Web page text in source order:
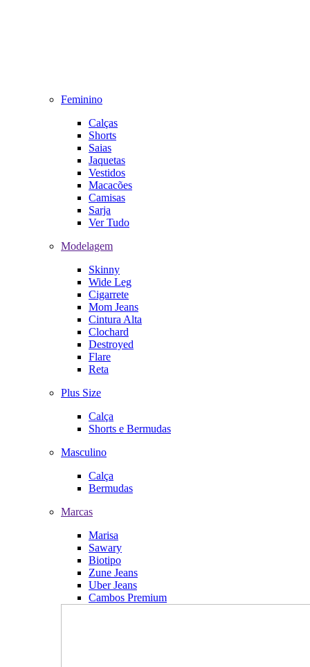
Feminino
Calças
Shorts
Saias
Jaquetas
Vestidos
Macacões
Camisas
Sarja
Ver Tudo
Modelagem
Skinny
Wide Leg
Cigarrete
Mom Jeans
Cintura Alta
Clochard
Destroyed
Flare
Reta
Plus Size
Calça
Shorts e Bermudas
Masculino
Calça
Bermudas
Marcas
Marisa
Sawary
Biotipo
Zune Jeans
Uber Jeans
Cambos Premium